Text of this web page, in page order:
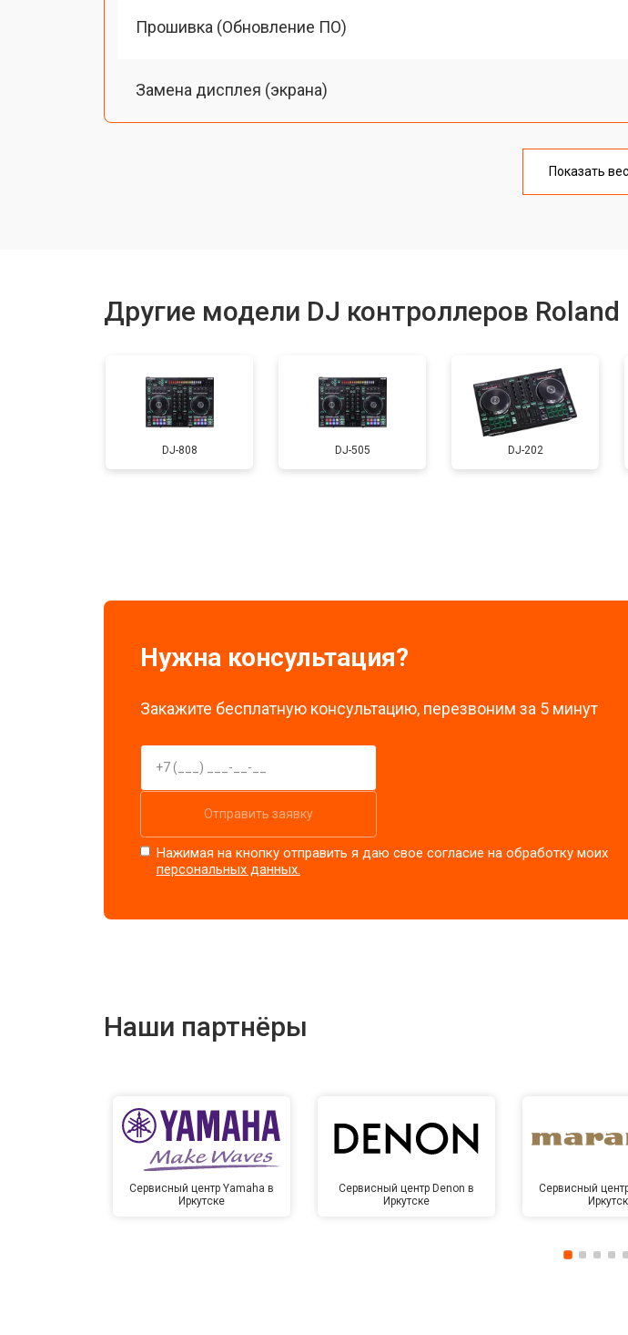
Прошивка (Обновление ПО)
Замена дисплея (экрана)
Показать
Другие модели DJ контроллеров Roland
DJ-808 DJ-505 DJ-202
Нужна консультация?
Закажите бесплатную консультацию, перезвоним за 5 минут
Отправить заявку
Нажимая на кнопку отправить я даю свое согласие на обработку моих
персональных данных.
Наши партнёры
Сервисный центр Yamaha в
Иркутске
Сервисный центр Denon в
Иркутске
Сервисный